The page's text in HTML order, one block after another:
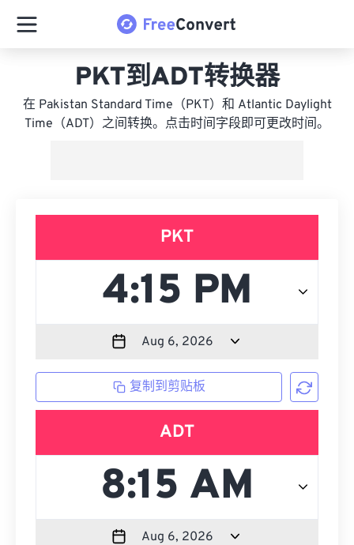
PKT到ADT转换器
在 Pakistan Standard Time（PKT）和 Atlantic Daylight
Time（ADT）之间转换。点击时间字段即可更改时间。
PKT
复制到剪贴板
ADT